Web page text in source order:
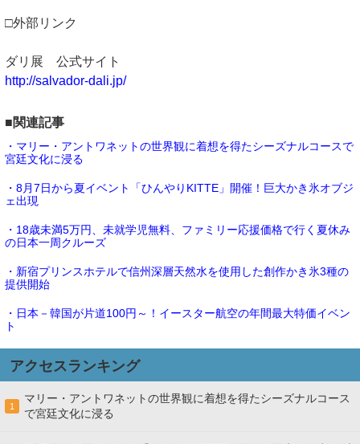
□外部リンク
ダリ展 公式サイト
http://salvador-dali.jp/
■関連記事
・マリー・アントワネットの世界観に着想を得たシーズナルコースで
宮廷文化に浸る
・8月7日から夏イベント「ひんやりKITTE」開催！巨大かき氷オブジ
ェ出現
・18歳未満5万円、未就学児無料、ファミリー応援価格で行く夏休み
の日本一周クルーズ
・新宿プリンスホテルで信州深層天然水を使用した創作かき氷3種の
提供開始
・日本－韓国が片道100円～！イースター航空の年間最大特価イベン
ト
アクセスランキング
1
マリー・アントワネットの世界観に着想を得たシーズナルコース
で宮廷文化に浸る